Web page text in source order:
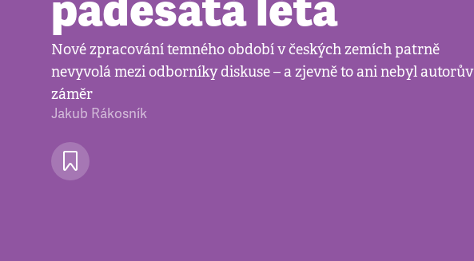
Nové zpracování temného období v českých zemích patrně
nevyvolá mezi odborníky diskuse – a zjevně to ani nebyl autorův
záměr
Jakub Rákosník